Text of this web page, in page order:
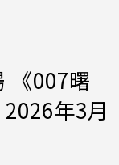
《007曙
年3月